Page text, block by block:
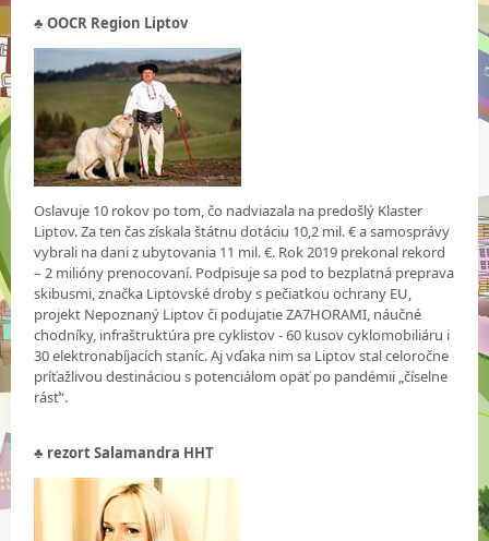
♣ OOCR Region Liptov
Oslavuje 10 rokov po tom, čo nadviazala na predošlý Klaster
Liptov. Za ten čas získala štátnu dotáciu 10,2 mil. € a samosprávy
vybrali na dani z ubytovania 11 mil. €. Rok 2019 prekonal rekord
– 2 milióny prenocovaní. Podpisuje sa pod to bezplatná preprava
skibusmi, značka Liptovské droby s pečiatkou ochrany EU,
projekt Nepoznaný Liptov či podujatie ZA7HORAMI, náučné
chodníky, infraštruktúra pre cyklistov - 60 kusov cyklomobiliáru i
30 elektronabíjacích staníc. Aj vďaka nim sa Liptov stal celoročne
príťažlivou destináciou s potenciálom opäť po pandémii „číselne
rásť“.
♣ rezort Salamandra HHT